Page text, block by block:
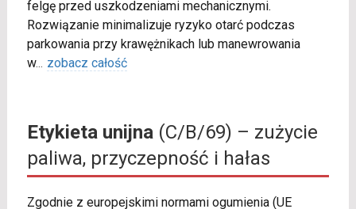
felgę przed uszkodzeniami mechanicznymi.
Rozwiązanie minimalizuje ryzyko otarć podczas
parkowania przy krawężnikach lub manewrowania
w... zobacz całość
Etykieta unijna(C/B/69) – zużycie
paliwa, przyczepność i hałas
Zgodnie z europejskimi normami ogumienia (UE